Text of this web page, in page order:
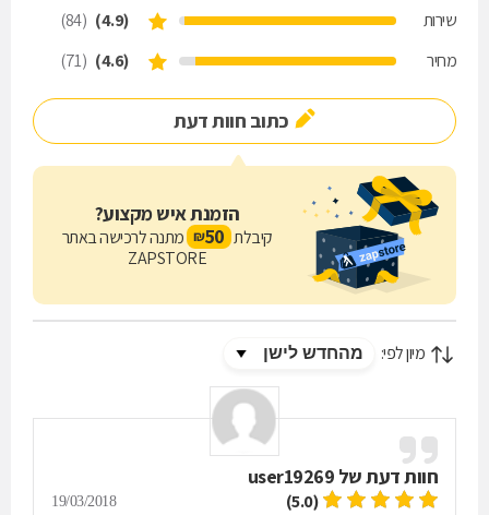
שירות
(4.9)
(84)
מחיר
(4.6)
(71)
כתוב חוות דעת
הזמנת איש מקצוע?
קיבלת 50
₪ מתנה לרכישה באתר
ZAPSTORE
מיון לפי:
חוות דעת של user19269
(5.0)
19/03/2018